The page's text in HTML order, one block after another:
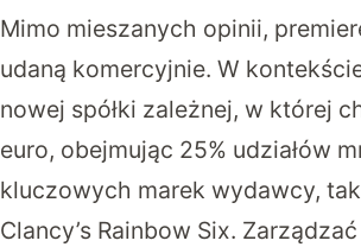
Mimo mieszanych opinii,
udaną komercyjnie. W
nowej spółki zależnej, w której
euro, obejmując 25% udziałów
kluczowych marek wydawcy,
Clancy’s Rainbow Six.